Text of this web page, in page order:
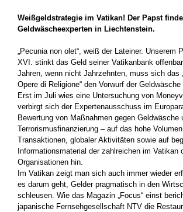
Weißgeldstrategie im Vatikan! Der Papst
Geldwäscheexperten in Liechtenstein.
„Pecunia non olet“, weiß der Lateiner. Unserem
XVI. stinkt das Geld seiner Vatikanbank
Jahren, wenn nicht Jahrzehnten, muss sich das
Opere di Religione“ den Vorwurf der
Erst im Juli wies eine Untersuchung von
verbirgt sich der Expertenausschuss im
Bewertung von Maßnahmen gegen Geldwäsche
Terrorismusfinanzierung – auf das hohe
Transaktionen, globaler Aktivitäten sowie auf
Informationsmaterial der zahlreichen im Vatikan
Organisationen hin.
Im Vatikan zeigt man sich auch immer wieder
es darum geht, Gelder pragmatisch in den
schleusen. Wie das Magazin „Focus“ einst
japanische Fernsehgesellschaft NTV die